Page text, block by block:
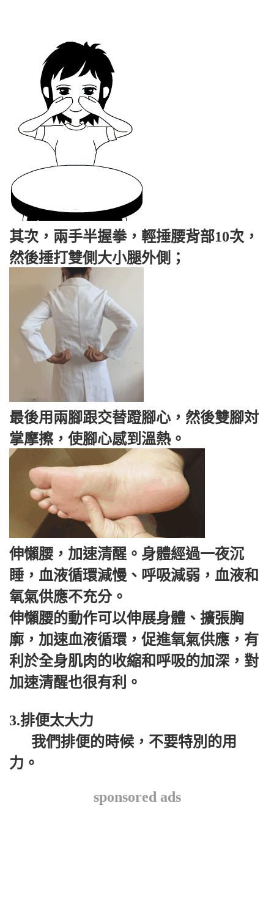
其次，兩手半握拳，輕捶腰背部10次，
然後捶打雙側大小腿外側；
最後用兩腳跟交替蹬腳心，然後雙腳対
掌摩擦，使腳心感到溫熱。
伸懶腰，加速清醒。身體經過一夜沉
睡，血液循環減慢、呼吸減弱，血液和
氧氣供應不充分。
伸懶腰的動作可以伸展身體、擴張胸
廓，加速血液循環，促進氧氣供應，有
利於全身肌肉的收縮和呼吸的加深，對
加速清醒也很有利。
3.排便太大力
我們排便的時候，不要特別的用
力。
sponsored ads